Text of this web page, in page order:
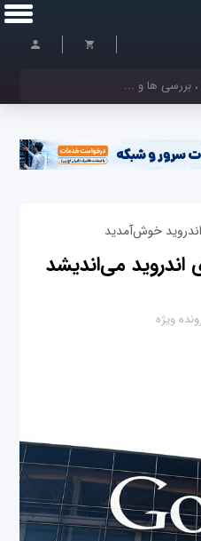
اندروید خوش‌آمدید
اندروید می‌اندیشد
ویژه